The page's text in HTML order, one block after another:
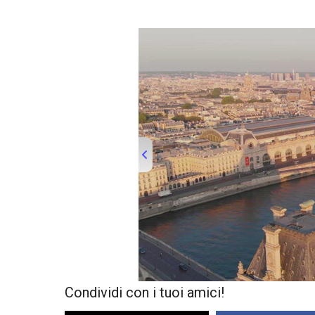
00:00 01:32 TRUVID
Condividi con i tuoi amici!